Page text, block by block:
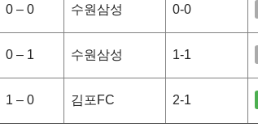
0 – 0 수원삼성 0-0
0 – 1 수원삼성 1-1
1 – 0 김포FC 2-1